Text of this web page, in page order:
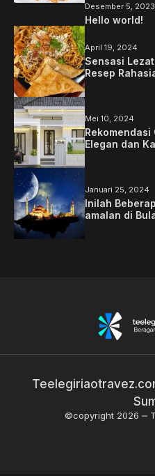
Desember 5, 2023
Hello world!
April 19, 2024
Sensasi
Resep
Mei 10, 2024
Rekomendasi
Elegan dan
Januari 25, 2024
Inilah
amalan di
©copyright 2026